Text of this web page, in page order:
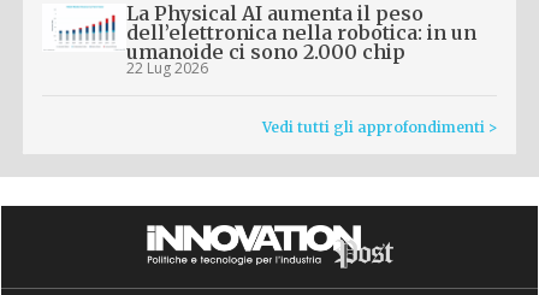
La Physical AI aumenta il peso
dell’elettronica nella robotica: in un
umanoide ci sono 2.000 chip
22 Lug 2026
Vedi tutti gli approfondimenti >